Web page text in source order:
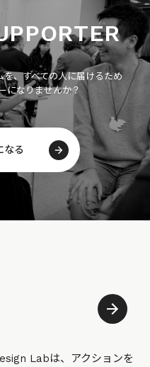
、すべての人に届けるため
になりませんか？
なる
Labは、アクションを